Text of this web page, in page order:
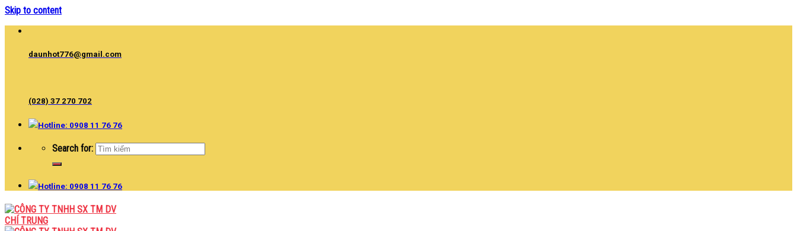
Skip to content
daunhot776@gmail.com
(028) 37 270 702
Hotline: 0908 11 76 76
Search for:
Hotline: 0908 11 76 76